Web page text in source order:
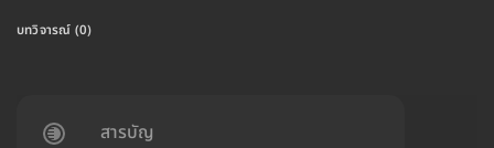
บทวิจารณ์ (0)
สารบัญ